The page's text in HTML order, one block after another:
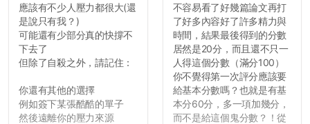
應該有不少人壓力都很大(還
是說只有我？)
可能還有少部分真的快撐不
下去了
但除了自殺之外，請記住：
你還有其他的選擇
例如簽下某張酷酷的單子
然後遠離你的壓力來源
不容易看了好幾篇論文再打
了好多內容好了許多精力與
時間，結果最後得到的分數
居然是20分，而且還不只一
人得這個分數（滿分100）
你不覺得第一次評分應該要
給基本分數嗎？也就是有基
本分60分，多一項加幾分，
而不是給這個鬼分數？！從